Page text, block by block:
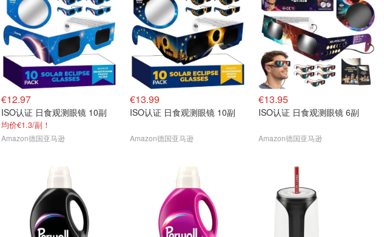
€12.97
ISO认证 日食观测眼镜 10副
均价€1.3/副！
Amazon德国亚马逊
€13.99
ISO认证 日食观测眼镜 10副
Amazon德国亚马逊
€13.95
ISO认证 日食观测眼镜 6副
Amazon德国亚马逊